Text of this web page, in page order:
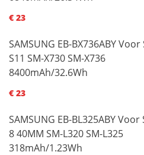
€ 23
SAMSUNG EB-BX736ABY
S11 SM-X730 SM-X736
8400mAh/32.6Wh
€ 23
SAMSUNG EB-BL325ABY
8 40MM SM-L320 SM-L325
318mAh/1.23Wh